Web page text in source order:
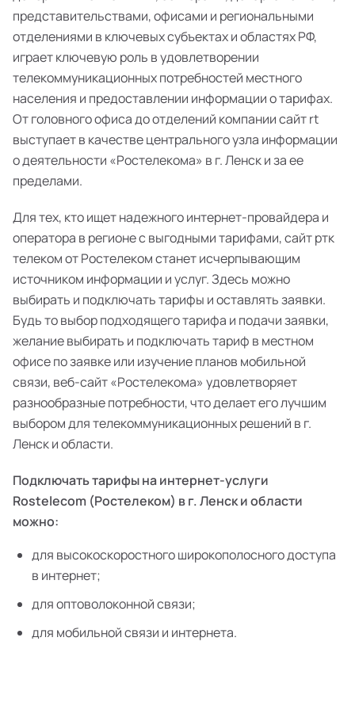
представительствами, офисами и региональными
отделениями в ключевых субъектах и областях РФ,
играет ключевую роль в удовлетворении
телекоммуникационных потребностей местного
населения и предоставлении информации о тарифах.
От головного офиса до отделений компании сайт rt
выступает в качестве центрального узла информации
о деятельности «Ростелекома» в г. Ленск и за ее
пределами.
Для тех, кто ищет надежного интернет-провайдера и
оператора в регионе с выгодными тарифами, сайт ртк
телеком от Ростелеком станет исчерпывающим
источником информации и услуг. Здесь можно
выбирать и подключать тарифы и оставлять заявки.
Будь то выбор подходящего тарифа и подачи заявки,
желание выбирать и подключать тариф в местном
офисе по заявке или изучение планов мобильной
связи, веб-сайт «Ростелекома» удовлетворяет
разнообразные потребности, что делает его лучшим
выбором для телекоммуникационных решений в г.
Ленск и области.
Подключать тарифы на интернет-услуги
Rostelecom (Ростелеком) в г. Ленск и области
можно:
для высокоскоростного широкополосного доступа
в интернет;
для оптоволоконной связи;
для мобильной связи и интернета.